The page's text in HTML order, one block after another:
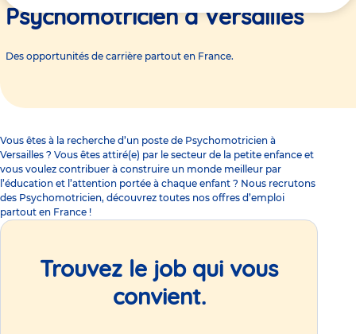
ici
Psychomotricien à Versailles
Des opportunités de carrière partout en France.
Vous êtes à la recherche d’un poste de Psychomotricien à
Versailles ? Vous êtes attiré(e) par le secteur de la petite enfance et
vous voulez contribuer à construire un monde meilleur par
l’éducation et l’attention portée à chaque enfant ? Nous recrutons
des Psychomotricien, découvrez toutes nos offres d’emploi
partout en France !
Trouvez le job qui vous
convient.